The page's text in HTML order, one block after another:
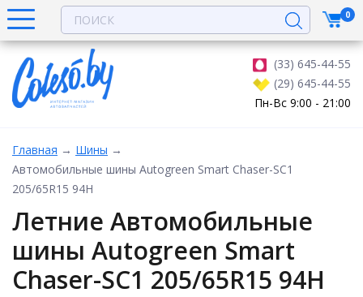
(33) 645-44-55
(29) 645-44-55
Пн-Вс 9:00 - 21:00
0
Главная → Шины →
Автомобильные шины Autogreen Smart Chaser-SC1
205/65R15 94H
Летние Автомобильные
шины Autogreen Smart
Chaser-SC1 205/65R15 94H